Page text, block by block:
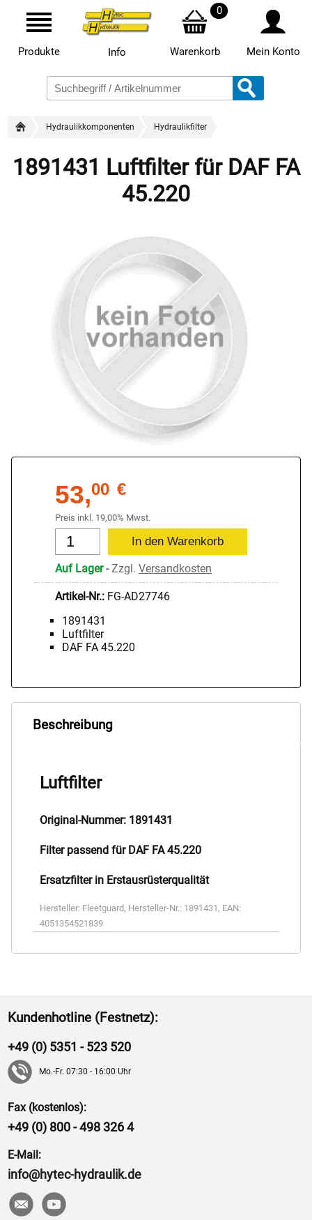
Produkte Info
0
Warenkorb Mein Konto
Hydraulikkomponenten Hydraulikfilter
1891431 Luftfilter für DAF FA
45.220
53,00 €
Preis inkl. 19,00% Mwst.
Auf Lager-Zzgl. Versandkosten
Artikel-Nr.: FG-AD27746
1891431
Luftfilter
DAF FA 45.220
Beschreibung
Luftfilter
Original-Nummer: 1891431
Filter passend für DAF FA 45.220
Ersatzfilter in Erstausrüsterqualität
Hersteller: Fleetguard , Hersteller-Nr.: 1891431 , EAN:
4051354521839
Kundenhotline (Festnetz):
+49 (0) 5351 - 523 520
Mo.-Fr. 07:30 - 16:00 Uhr
Fax (kostenlos):
+49 (0) 800 - 498 326 4
E-Mail:
info@hytec-hydraulik.de